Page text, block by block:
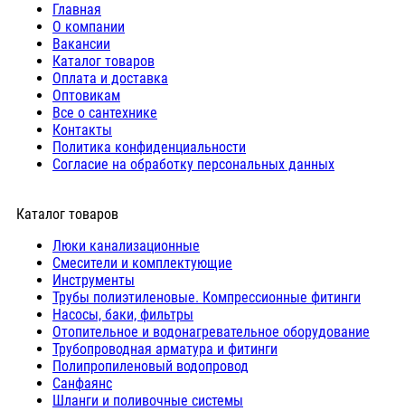
Главная
О компании
Вакансии
Каталог товаров
Оплата и доставка
Оптовикам
Все о сантехнике
Контакты
Политика конфиденциальности
Согласие на обработку персональных данных
Каталог товаров
Люки канализационные
Cмесители и комплектующие
Инструменты
Трубы полиэтиленовые. Компрессионные фитинги
Насосы, баки, фильтры
Отопительное и водонагревательное оборудование
Трубопроводная арматура и фитинги
Полипропиленовый водопровод
Санфаянс
Шланги и поливочные системы